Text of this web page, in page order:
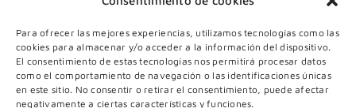
Para ofrecer las mejores experiencias, utilizamos tecnologías como las
cookies para almacenar y/o acceder a la información del dispositivo.
El consentimiento de estas tecnologías nos permitirá procesar datos
como el comportamiento de navegación o las identificaciones únicas
en este sitio. No consentir o retirar el consentimiento, puede afectar
negativamente a ciertas características y funciones.